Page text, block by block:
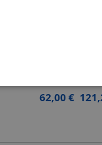
ОТВОРЕН ШКАФ
62,00 €